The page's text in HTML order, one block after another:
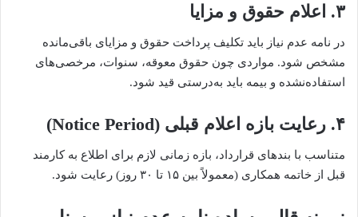
۳. اعلام حقوق و مزایا
در نامه عدم نیاز باید تکلیف پرداخت حقوق و مزایای باقی‌مانده
مشخص شود. مواردی چون حقوق معوقه، سنوات، مرخصی‌های
استفاده‌نشده و بیمه باید به‌درستی قید شود.
۴. رعایت بازه اعلام قبلی (Notice Period)
متناسب با بندهای قرارداد، بازه زمانی لازم برای اطلاع به کارمند
قبل از خاتمه همکاری (معمولاً بین ۱۵ تا ۳۰ روز) رعایت شود.